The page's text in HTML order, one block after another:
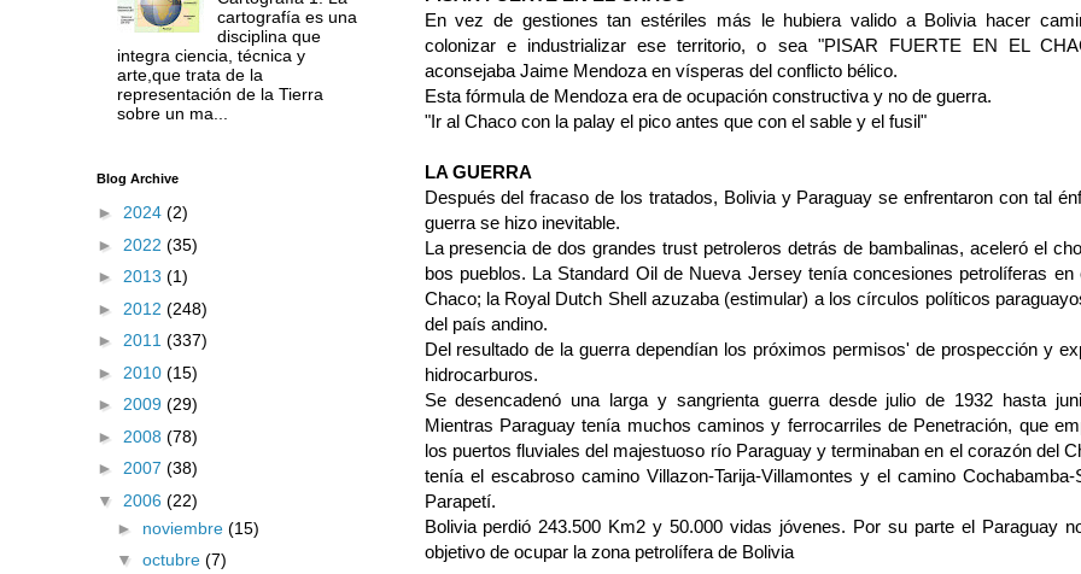
En vez de gestiones tan estériles más le hu­biera valido a Bolivia hacer
colonizar e industriali­zar ese territorio, o sea "PISAR FUERTE EN EL
aconsejaba Jaime Mendoza en vísperas del conflicto bélico.
Esta fórmula de Mendoza era de ocupación constructiva y no de guerra.
"Ir al Chaco con la palay el pico antes que con el sable y el fusil"
LA GUERRA
Después del fracaso de los tratados, Bolivia y Pa­raguay se enfrentaron con tal
guerra se hizo inevitable.
La presencia de dos grandes trust petroleros detrás de bambalinas, aceleró el
bos pueblos. La Standard Oil de Nueva Jersey te­nía concesiones petrolíferas en
Cha­co; la Royal Dutch Shell azuzaba (estimular) a los círculos políticos
del país andino.
Del resultado de la guerra dependían los próximos permisos' de prospección y
hidrocar­buros.
Se desencadenó una larga y sangrienta guerra desde julio de 1932 hasta
Mientras Pa­raguay tenía muchos caminos y ferrocarriles de Pe­netración, que
los puertos fluviales del majestuoso río Paraguay y terminaban en el cora­zón del
tenía el escabroso camino Villazon-Tarija-Villamontes y el camino
Parapetí.
Bolivia perdió 243.500 Km2 y 50.000 vidas jóve­nes. Por su parte el Paraguay
objetivo de ocupar la zona petrolífera de Bolivia
cartografía es una
disciplina que
integra ciencia, técnica y
arte,que trata de la
representación de la Tierra
sobre un ma...
Blog Archive
► 2024 (2)
► 2022 (35)
► 2013 (1)
► 2012 (248)
► 2011 (337)
► 2010 (15)
► 2009 (29)
► 2008 (78)
► 2007 (38)
▼ 2006 (22)
► noviembre(15)
▼octubre(7)